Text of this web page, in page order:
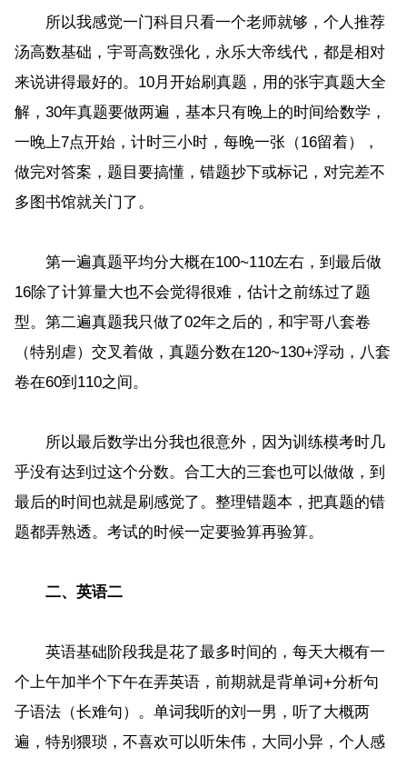
所以我感觉一门科目只看一个老师就够，个人推荐
汤高数基础，宇哥高数强化，永乐大帝线代，都是相对
来说讲得最好的。10月开始刷真题，用的张宇真题大全
解，30年真题要做两遍，基本只有晚上的时间给数学，
一晚上7点开始，计时三小时，每晚一张（16留着），
做完对答案，题目要搞懂，错题抄下或标记，对完差不
多图书馆就关门了。
第一遍真题平均分大概在100~110左右，到最后做
16除了计算量大也不会觉得很难，估计之前练过了题
型。第二遍真题我只做了02年之后的，和宇哥八套卷
（特别虐）交叉着做，真题分数在120~130+浮动，八套
卷在60到110之间。
所以最后数学出分我也很意外，因为训练模考时几
乎没有达到过这个分数。合工大的三套也可以做做，到
最后的时间也就是刷感觉了。整理错题本，把真题的错
题都弄熟透。考试的时候一定要验算再验算。
二、英语二
英语基础阶段我是花了最多时间的，每天大概有一
个上午加半个下午在弄英语，前期就是背单词+分析句
子语法（长难句）。单词我听的刘一男，听了大概两
遍，特别猥琐，不喜欢可以听朱伟，大同小异，个人感